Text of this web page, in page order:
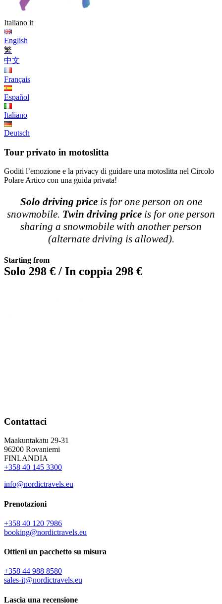
Italiano it
English
繁
中文
Français
Español
Italiano
Deutsch
Tour privato in motoslitta
Goditi l’emozione e la privacy di guidare una motoslitta nel Circolo
Polare Artico con una guida privata!
Solo driving priceis for one person on one
snowmobile. Twin driving price is for one person
sharing a snowmobile with another person
(alternate driving is allowed).
Starting from
Solo 298 € / In coppia 298 €
Contattaci
Maakuntakatu 29-31
96200 Rovaniemi
FINLANDIA
+358 40 145 3300
info@nordictravels.eu
Prenotazioni
+358 40 120 7986
booking@nordictravels.eu
Ottieni un pacchetto su misura
+358 44 988 8580
sales-it@nordictravels.eu
Lascia una recensione